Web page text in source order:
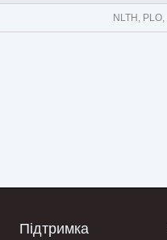
NLTH,
Підтримка